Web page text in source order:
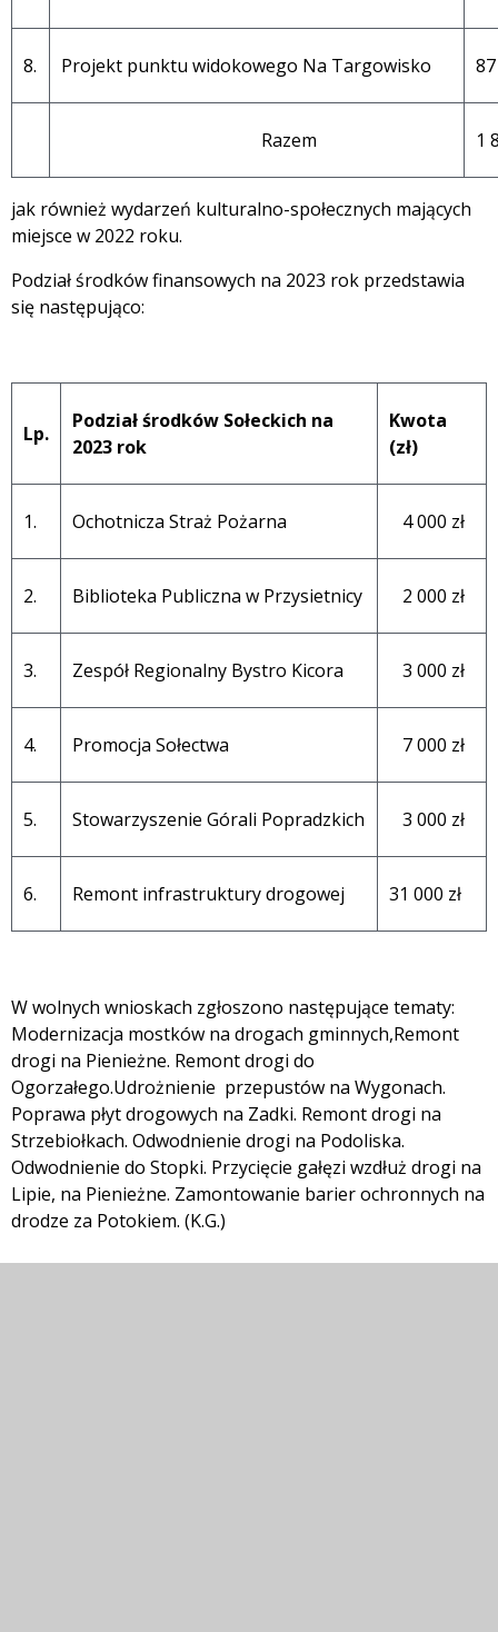
8. Projekt punktu widokowego Na Targowisko
Razem 1
jak również wydarzeń kulturalno-społecznych mających
miejsce w 2022 roku.
Podział środków finansowych na 2023 rok przedstawia
się następująco:
Lp.
Podział środków Sołeckich na
2023 rok
Kwota
(zł)
1. Ochotnicza Straż Pożarna 4 000 zł
2. Biblioteka Publiczna w Przysietnicy 2 000 zł
3. Zespół Regionalny Bystro Kicora 3 000 zł
4. Promocja Sołectwa 7 000 zł
5. Stowarzyszenie Górali Popradzkich 3 000 zł
6. Remont infrastruktury drogowej 31 000 zł
W wolnych wnioskach zgłoszono następujące tematy:
Modernizacja mostków na drogach gminnych,Remont
drogi na Pienieżne. Remont drogi do
Ogorzałego.Udrożnienie przepustów na Wygonach.
Poprawa płyt drogowych na Zadki. Remont drogi na
Strzebiołkach. Odwodnienie drogi na Podoliska.
Odwodnienie do Stopki. Przycięcie gałęzi wzdłuż drogi na
Lipie, na Pienieżne. Zamontowanie barier ochronnych na
drodze za Potokiem. (K.G.)